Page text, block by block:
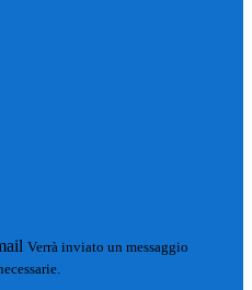
Verrà inviato un messaggio